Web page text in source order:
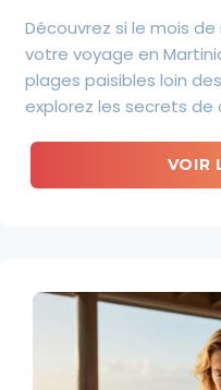
Découvrez si le mois
votre voyage en
plages paisibles loin
explorez les secrets
VOIR